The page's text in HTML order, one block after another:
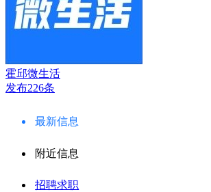
霍邱微生活
发布226条
最新信息
附近信息
招聘求职